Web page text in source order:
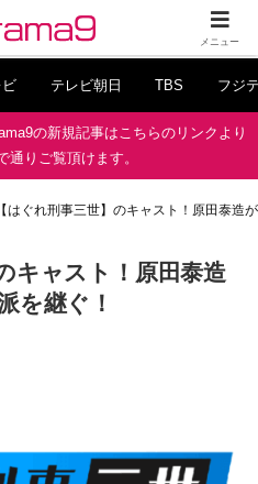
ビ テレビ朝日 TBS フジ
の新規記事はこちらのリンクより
通りご覧頂けます。
【はぐれ刑事三世】のキャスト！原田泰造
キャスト！原田泰造
を継ぐ！
メニュー